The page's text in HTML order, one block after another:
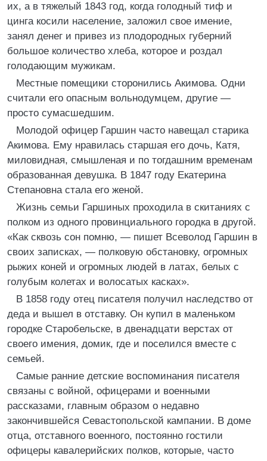
их, а в тяжелый 1843 год, когда голодный тиф и
цинга косили население, заложил свое имение,
занял денег и привез из плодородных губерний
большое количество хлеба, которое и роздал
голодающим мужикам.
Местные помещики сторонились Акимова. Одни
считали его опасным вольнодумцем, другие —
просто сумасшедшим.
Молодой офицер Гаршин часто навещал старика
Акимова. Ему нравилась старшая его дочь, Катя,
миловидная, смышленая и по тогдашним временам
образованная девушка. В 1847 году Екатерина
Степановна стала его женой.
Жизнь семьи Гаршиных проходила в скитаниях с
полком из одного провинциального городка в другой.
«Как сквозь сон помню, — пишет Всеволод Гаршин в
своих записках, — полковую обстановку, огромных
рыжих коней и огромных людей в латах, белых с
голубым колетах и волосатых касках».
В 1858 году отец писателя получил наследство от
деда и вышел в отставку. Он купил в маленьком
городке Старобельске, в двенадцати верстах от
своего имения, домик, где и поселился вместе с
семьей.
Самые ранние детские воспоминания писателя
связаны с войной, офицерами и военными
рассказами, главным образом о недавно
закончившейся Севастопольской кампании. В доме
отца, отставного военного, постоянно гостили
офицеры кавалерийских полков, которые, часто